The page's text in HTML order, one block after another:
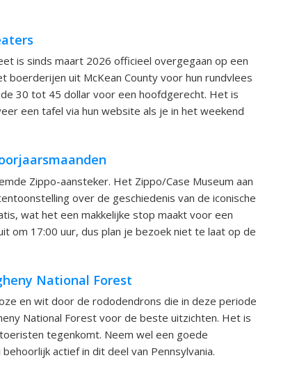
is sinds maart 2026 officieel overgegaan op een
boerderijen uit McKean County voor hun rundvlees
30 tot 45 dollar voor een hoofdgerecht. Het is
een tafel via hun website als je in het weekend
Zippo-aansteker. Het Zippo/Case Museum aan
over de geschiedenis van de iconische
wat het een makkelijke stop maakt voor een
om 17:00 uur, dus plan je bezoek niet te laat op de
National Forest
en wit door de rododendrons die in deze periode
National Forest voor de beste uitzichten. Het is
tegenkomt. Neem wel een goede
actief in dit deel van Pennsylvania.